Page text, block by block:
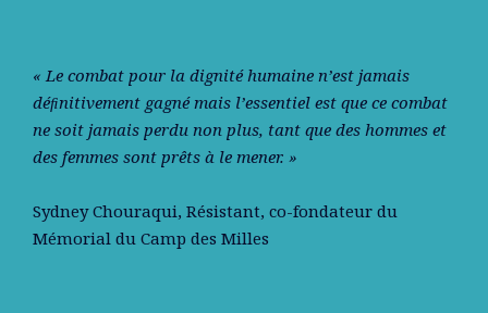
« Le combat pour la dignité humaine n’est jamais
déﬁnitivement gagné mais l’essentiel est que ce combat
ne soit jamais perdu non plus, tant que des hommes et
des femmes sont prêts à le mener. »
Sydney Chouraqui, Résistant, co-fondateur du
Mémorial du Camp des Milles